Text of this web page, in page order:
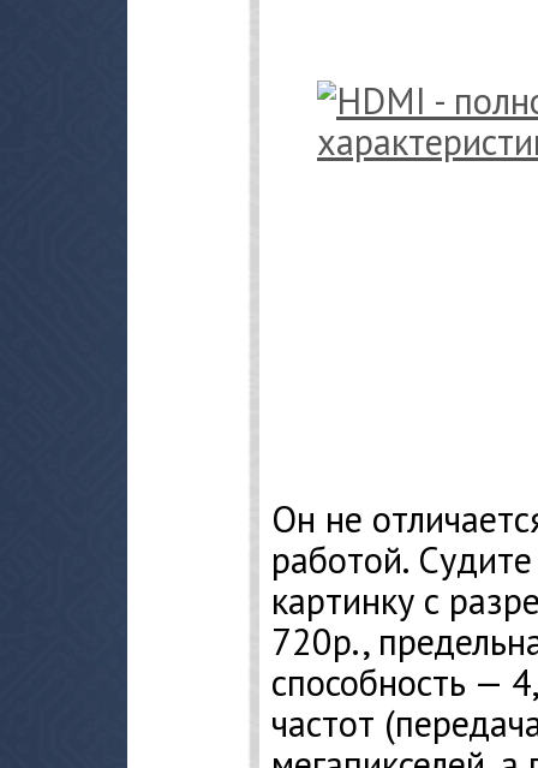
Он не
работой.
картинку с
720p.,
способность —
частот